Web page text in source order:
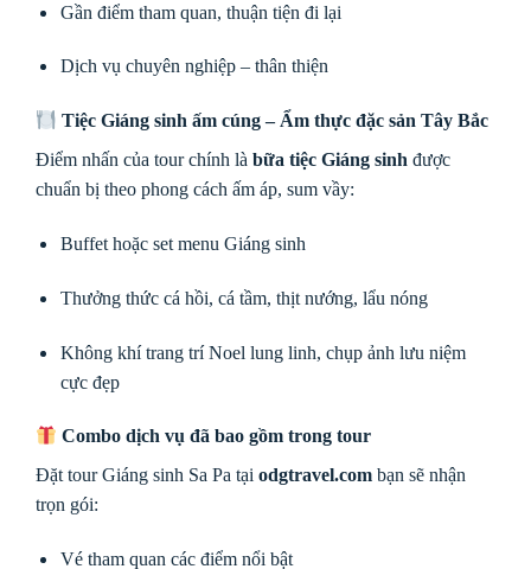
Gần điểm tham quan, thuận tiện đi lại
Dịch vụ chuyên nghiệp – thân thiện
Tiệc Giáng sinh ấm cúng – Ẩm thực đặc sản Tây Bắc
Điểm nhấn của tour chính là bữa tiệc Giáng sinh được
chuẩn bị theo phong cách ấm áp, sum vầy:
Buffet hoặc set menu Giáng sinh
Thưởng thức cá hồi, cá tầm, thịt nướng, lẩu nóng
Không khí trang trí Noel lung linh, chụp ảnh lưu niệm
cực đẹp
Combo dịch vụ đã bao gồm trong tour
Đặt tour Giáng sinh Sa Pa tại odgtravel.com bạn sẽ nhận
trọn gói:
Vé tham quan các điểm nổi bật